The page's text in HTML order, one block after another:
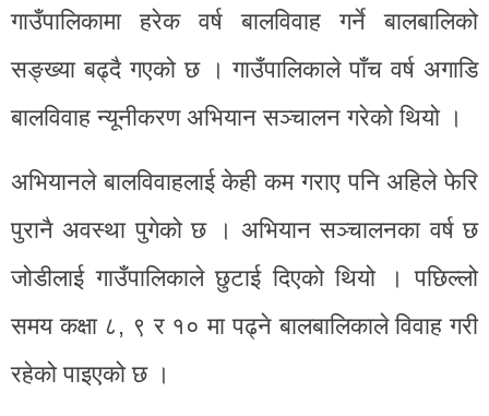
गाउँपालिकामा हरेक वर्ष बालविवाह गर्ने बालबालिको
सङ्ख्या बढ्दै गएको छ । गाउँपालिकाले पाँच वर्ष अगाडि
बालविवाह न्यूनीकरण अभियान सञ्चालन गरेको थियो ।
अभियानले बालविवाहलाई केही कम गराए पनि अहिले फेरि
पुरानै अवस्था पुगेको छ । अभियान सञ्चालनका वर्ष छ
जोडीलाई गाउँपालिकाले छुटाई दिएको थियो । पछिल्लो
समय कक्षा ८, ९ र १० मा पढ्ने बालबालिकाले विवाह गरी
रहेको पाइएको छ ।